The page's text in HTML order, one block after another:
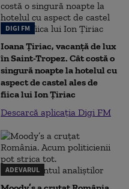
DIGI FM
Ioana Țiriac, vacanță de lux
în Saint-Tropez. Cât costă o
singură noapte la hotelul cu
aspect de castel ales de
fiica lui Ion Țiriac
Descarcă aplicația Digi FM
ADEVARUL